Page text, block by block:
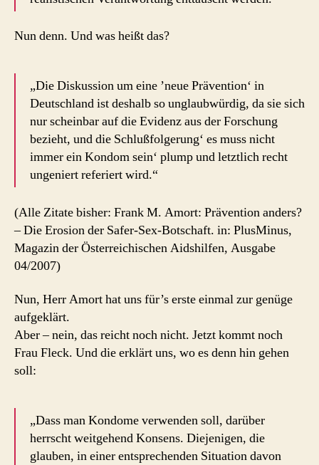
Nun denn. Und was heißt das?
„Die Diskussion um eine ’neue Prävention‘ in
Deutschland ist deshalb so unglaubwürdig, da sie sich
nur scheinbar auf die Evidenz aus der Forschung
bezieht, und die Schlußfolgerung‘ es muss nicht
immer ein Kondom sein‘ plump und letztlich recht
ungeniert referiert wird.“
(Alle Zitate bisher: Frank M. Amort: Prävention anders?
– Die Erosion der Safer-Sex-Botschaft. in: PlusMinus,
Magazin der Österreichischen Aidshilfen, Ausgabe
04/2007)
Nun, Herr Amort hat uns für’s erste einmal zur genüge
aufgeklärt.
Aber – nein, das reicht noch nicht. Jetzt kommt noch
Frau Fleck. Und die erklärt uns, wo es denn hin gehen
soll:
„Dass man Kondome verwenden soll, darüber
herrscht weitgehend Konsens. Diejenigen, die
glauben, in einer entsprechenden Situation davon